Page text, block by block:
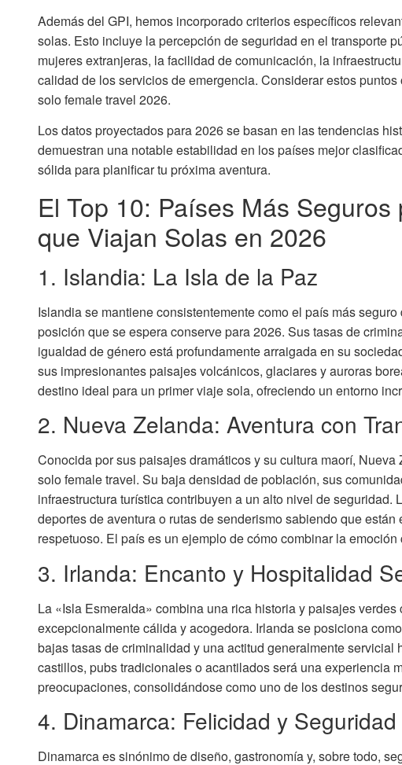
Además del GPI, hemos incorporado criterios específicos
solas. Esto incluye la percepción de seguridad en el transporte
mujeres extranjeras, la facilidad de comunicación, la
calidad de los servicios de emergencia. Considerar estos
solo female travel 2026.
Los datos proyectados para 2026 se basan en las tendencias
demuestran una notable estabilidad en los países mejor
sólida para planificar tu próxima aventura.
El Top 10: Países Más
que Viajan Solas en 2026
1. Islandia: La Isla de la Paz
Islandia se mantiene consistentemente como el país más
posición que se espera conserve para 2026. Sus tasas de
igualdad de género está profundamente arraigada en su
sus impresionantes paisajes volcánicos, glaciares y auroras
destino ideal para un primer viaje sola, ofreciendo un entorno
2. Nueva Zelanda: Aventura con
Conocida por sus paisajes dramáticos y su cultura maorí,
solo female travel. Su baja densidad de población, sus
infraestructura turística contribuyen a un alto nivel de seguridad.
deportes de aventura o rutas de senderismo sabiendo que están
respetuoso. El país es un ejemplo de cómo combinar la
3. Irlanda: Encanto y Hospitalidad
La «Isla Esmeralda» combina una rica historia y paisajes verdes
excepcionalmente cálida y acogedora. Irlanda se posiciona
bajas tasas de criminalidad y una actitud generalmente servicial
castillos, pubs tradicionales o acantilados será una experiencia
preocupaciones, consolidándose como uno de los destinos
4. Dinamarca: Felicidad y
Dinamarca es sinónimo de diseño, gastronomía y, sobre todo,